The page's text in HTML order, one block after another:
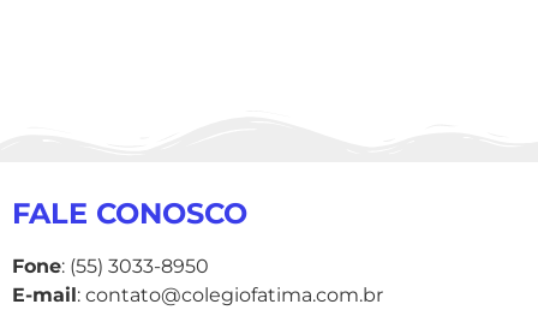
FALE CONOSCO
Fone: (55) 3033-8950
E-mail: contato@colegiofatima.com.br